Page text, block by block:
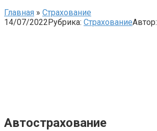
Главная » Страхование
14/07/2022Рубрика: СтрахованиеАвтор:
Автострахование